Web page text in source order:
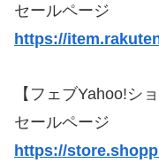
セールページ
https://
【フェブYahoo!シ
セールページ
https://